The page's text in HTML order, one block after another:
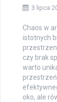
3 lipca
Chaos w
istotnych
czy brak
warto
oko, ale